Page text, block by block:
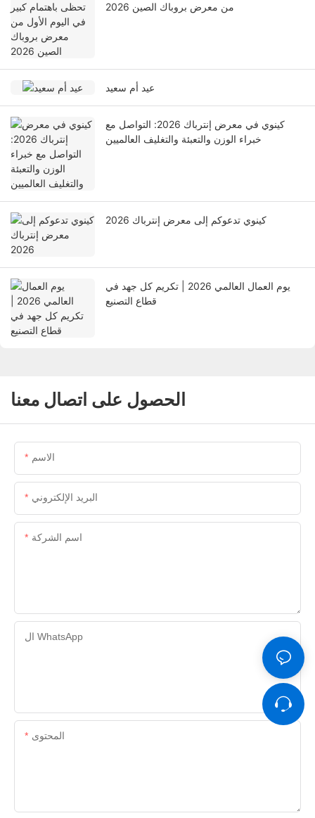
من معرض بروباك الصين 2026
عيد أم سعيد
كينوي في معرض إنترباك 2026: التواصل مع
خبراء الوزن والتعبئة والتغليف العالميين
كينوي تدعوكم إلى معرض إنترباك 2026
يوم العمال العالمي 2026 | تكريم كل جهد في
قطاع التصنيع
الحصول على اتصال معنا
الاسم
البريد الإلكتروني
اسم الشركة
ال WhatsApp
المحتوى